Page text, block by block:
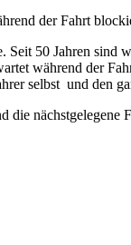
der Fahrt
50 Jahren
während der
selbst und den
die nächstgelegene